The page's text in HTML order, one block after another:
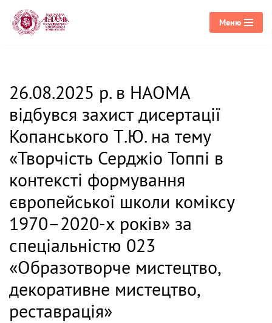
Перейти
Меню
26.08.2025 р. в НАОМА
відбувся захист дисертації
Копанського Т.Ю. на тему
«Творчість Серджіо Топпі в
контексті формування
європейської школи коміксу
1970–2020-х років» за
спеціальністю 023
«Образотворче мистецтво,
декоративне мистецтво,
реставрація»